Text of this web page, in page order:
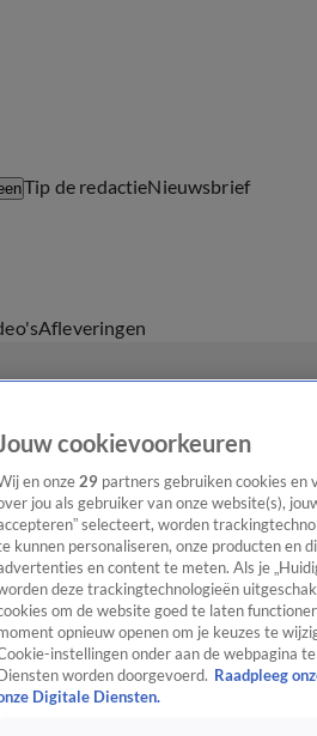
Tip de redactieNieuwsbrief
Afleveringen
cookievoorkeuren
en onze 29 partners gebruiken cookies
jou als gebruiker van onze website(s),
selecteert, worden
kunnen personaliseren, onze producten en
en content te meten. Als je
deze trackingtechnologieën
om de website goed te laten
opnieuw openen om je keuzes te
instellingen onder aan de webpagina
Diensten worden doorgevoerd. Raadpleeg
Digitale Diensten.